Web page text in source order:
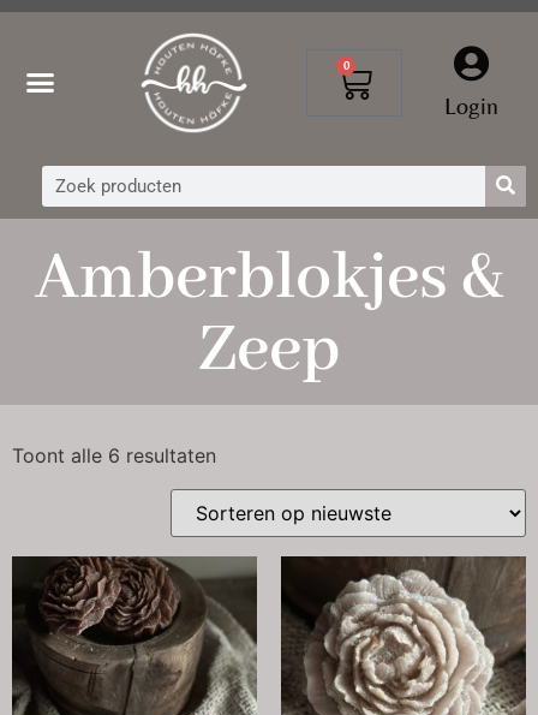
0
Login
Amberblokjes &
Zeep
Toont alle 6 resultaten